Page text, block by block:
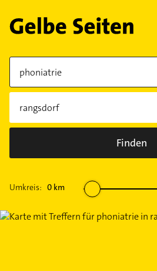
Finden
Umkreis: 0 km